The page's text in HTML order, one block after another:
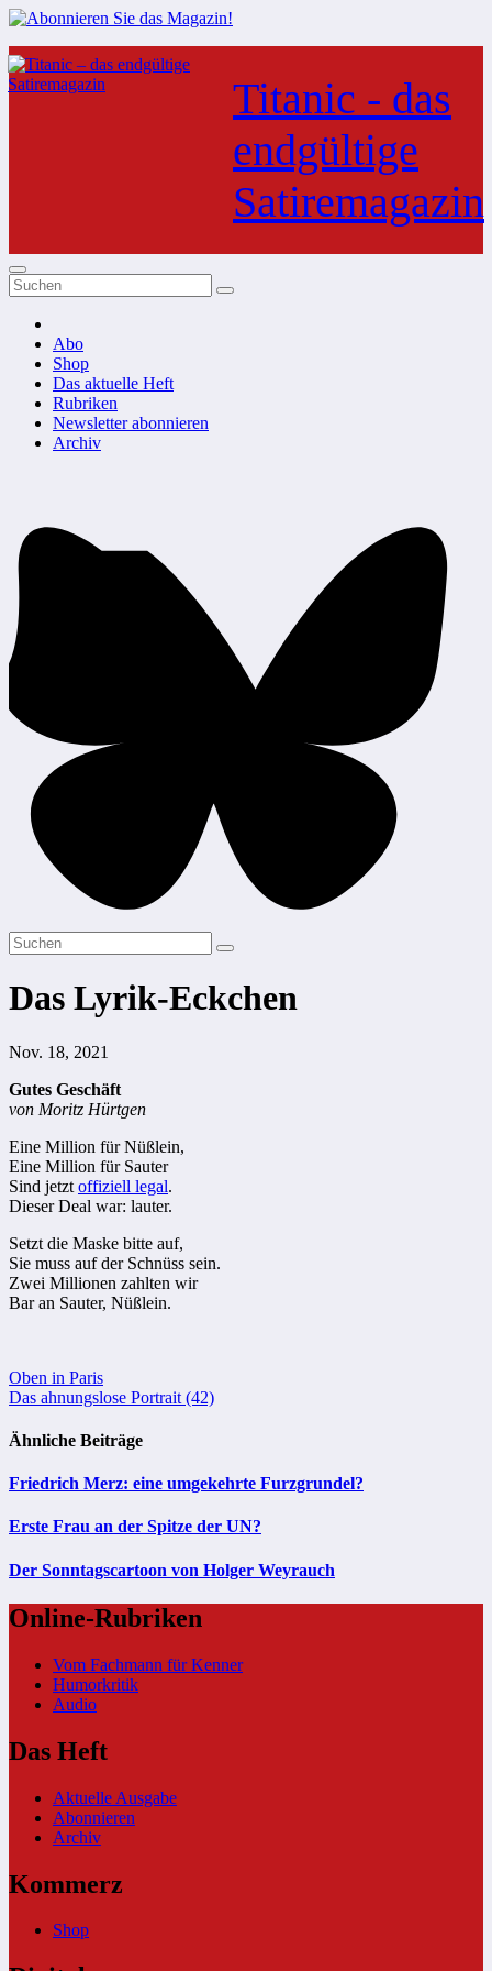
Zum
Inhalt
springen
Titanic - das
endgültige
Satiremagazin
Abo
Shop
Das aktuelle Heft
Rubriken
Newsletter abonnieren
Archiv
Das Lyrik-Eckchen
Nov. 18, 2021
Gutes Geschäft
von Moritz Hürtgen
Eine Million für Nüßlein,
Eine Million für Sauter
Sind jetzt offiziell legal.
Dieser Deal war: lauter.
Setzt die Maske bitte auf,
Sie muss auf der Schnüss sein.
Zwei Millionen zahlten wir
Bar an Sauter, Nüßlein.
Beitragsnavigation
Oben in Paris
Das ahnungslose Portrait (42)
Ähnliche Beiträge
Friedrich Merz: eine umgekehrte Furzgrundel?
Erste Frau an der Spitze der UN?
Der Sonntagscartoon von Holger Weyrauch
Online-Rubriken
Vom Fachmann für Kenner
Humorkritik
Audio
Das Heft
Aktuelle Ausgabe
Abonnieren
Archiv
Kommerz
Shop